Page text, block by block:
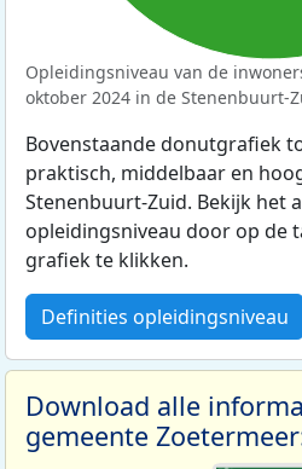
Opleidingsniveau van de
oktober 2024 in de Stenenbuurt-
Bovenstaande donutgrafiek
praktisch, middelbaar en
Stenenbuurt-Zuid. Bekijk het
opleidingsniveau door op de
grafiek te klikken.
Definities opleidingsniveau
Download alle
gemeente